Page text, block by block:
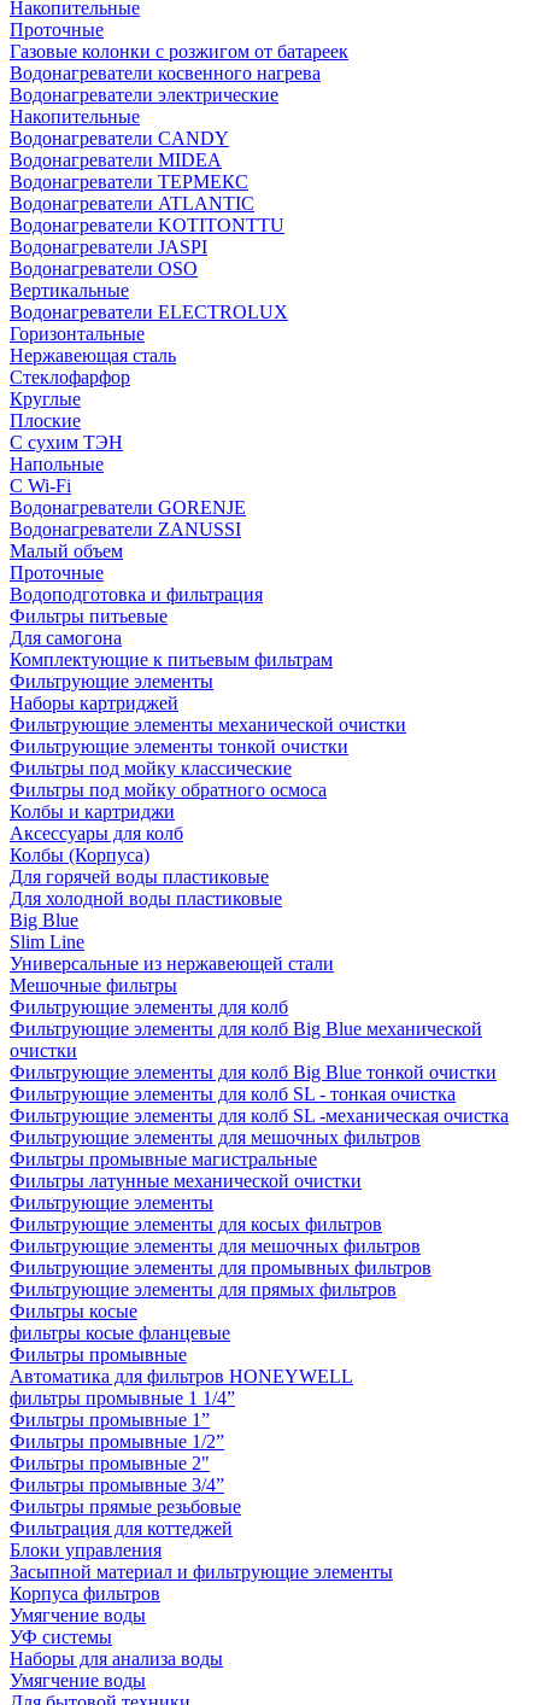
Накопительные
Проточные
Газовые колонки с розжигом от батареек
Водонагреватели косвенного нагрева
Водонагреватели электрические
Накопительные
Водонагреватели CANDY
Водонагреватели MIDEA
Водонагреватели ТЕРМЕКС
Водонагреватели ATLANTIC
Водонагреватели KOTITONTTU
Водонагреватели JASPI
Водонагреватели OSO
Вертикальные
Водонагреватели ELECTROLUX
Горизонтальные
Нержавеющая сталь
Стеклофарфор
Круглые
Плоские
С сухим ТЭН
Напольные
С Wi-Fi
Водонагреватели GORENJE
Водонагреватели ZANUSSI
Малый объем
Проточные
Водоподготовка и фильтрация
Фильтры питьевые
Для самогона
Комплектующие к питьевым фильтрам
Фильтрующие элементы
Наборы картриджей
Фильтрующие элементы механической очистки
Фильтрующие элементы тонкой очистки
Фильтры под мойку классические
Фильтры под мойку обратного осмоса
Колбы и картриджи
Аксессуары для колб
Колбы (Корпуса)
Для горячей воды пластиковые
Для холодной воды пластиковые
Big Blue
Slim Line
Универсальные из нержавеющей стали
Мешочные фильтры
Фильтрующие элементы для колб
Фильтрующие элементы для колб Big Blue механической
очистки
Фильтрующие элементы для колб Big Blue тонкой очистки
Фильтрующие элементы для колб SL - тонкая очистка
Фильтрующие элементы для колб SL -механическая очистка
Фильтрующие элементы для мешочных фильтров
Фильтры промывные магистральные
Фильтры латунные механической очистки
Фильтрующие элементы
Фильтрующие элементы для косых фильтров
Фильтрующие элементы для мешочных фильтров
Фильтрующие элементы для промывных фильтров
Фильтрующие элементы для прямых фильтров
Фильтры косые
фильтры косые фланцевые
Фильтры промывные
Автоматика для фильтров HONEYWELL
фильтры промывные 1 1/4”
Фильтры промывные 1”
Фильтры промывные 1/2”
Фильтры промывные 2"
Фильтры промывные 3/4”
Фильтры прямые резьбовые
Фильтрация для коттеджей
Блоки управления
Засыпной материал и фильтрующие элементы
Корпуса фильтров
Умягчение воды
УФ системы
Наборы для анализа воды
Умягчение воды